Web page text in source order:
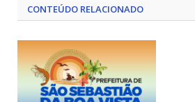
CONTEÚDO RELACIONADO